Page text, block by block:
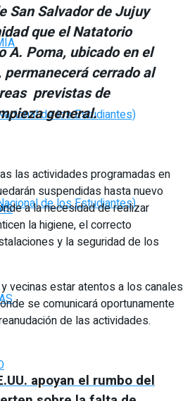
de los Estudiantes)
de los Estudiantes)
San Salvador de Jujuy
que el Natatorio
A. Poma, ubicado en el
cerrado al
previstas de
general.
las actividades programadas en
suspendidas hasta nuevo
a la necesidad de realizar
la higiene, el correcto
y la seguridad de los
vecinas estar atentos a los canales
se comunicará oportunamente
de las actividades.
apoyan el rumbo del